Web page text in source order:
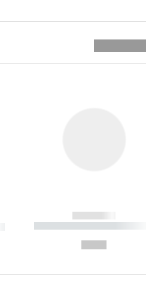
------------
----------- -----------